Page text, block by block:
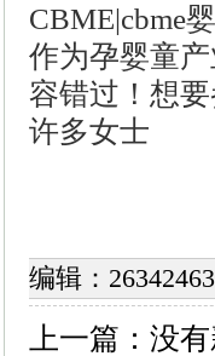
CBME|cbme
作为孕婴童
容错过！想
许多女士
编辑：
上一篇： 没